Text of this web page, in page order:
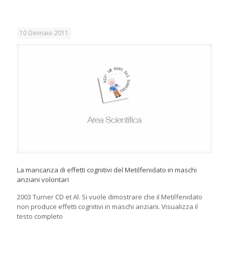
10 Gennaio 2011
La mancanza di effetti cognitivi del Metilfenidato in maschi
anziani volontari
2003 Turner CD et Al. Si vuole dimostrare che il Metilfenidato
non produce effetti cognitivi in maschi anziani. Visualizza il
testo completo